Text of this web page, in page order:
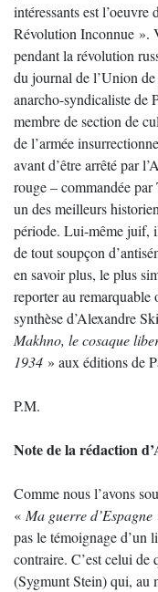
intéressants est
Révolution Inconnue ».
pendant la révolution
du journal de l’Union
anarcho-syndicaliste de
membre de section de
de l’armée
avant d’être arrêté par
rouge – commandée par
un des meilleurs
période. Lui-même juif,
de tout soupçon
en savoir plus, le plus
reporter au remarquable
synthèse d’Alexandre
Makhno, le cosaque
1934 » aux éditions de
P.M.
Note de la rédaction
Comme nous l’avons
« Ma guerre d’Espagne
pas le témoignage d’un
contraire. C’est celui de
(Sygmunt Stein) qui, au